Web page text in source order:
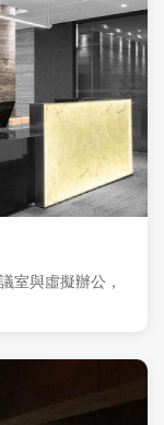
室與虛擬辦公，